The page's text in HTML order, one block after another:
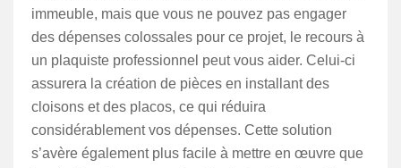
immeuble, mais que vous ne pouvez pas engager
des dépenses colossales pour ce projet, le recours à
un plaquiste professionnel peut vous aider. Celui-ci
assurera la création de pièces en installant des
cloisons et des placos, ce qui réduira
considérablement vos dépenses. Cette solution
s’avère également plus facile à mettre en œuvre que